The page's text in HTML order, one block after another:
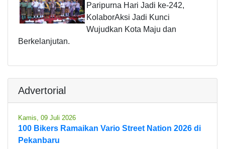
Paripurna Hari Jadi ke-242,
KolaborAksi Jadi Kunci
Wujudkan Kota Maju dan
Berkelanjutan.
Advertorial
Kamis, 09 Juli 2026
100 Bikers Ramaikan Vario Street Nation 2026 di
Pekanbaru